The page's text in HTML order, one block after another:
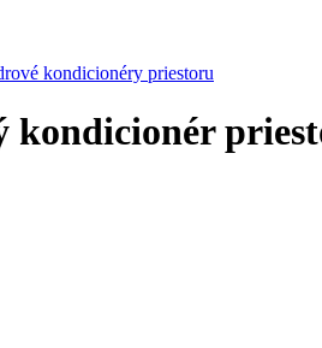
kondicionéry priestoru
kondicionér